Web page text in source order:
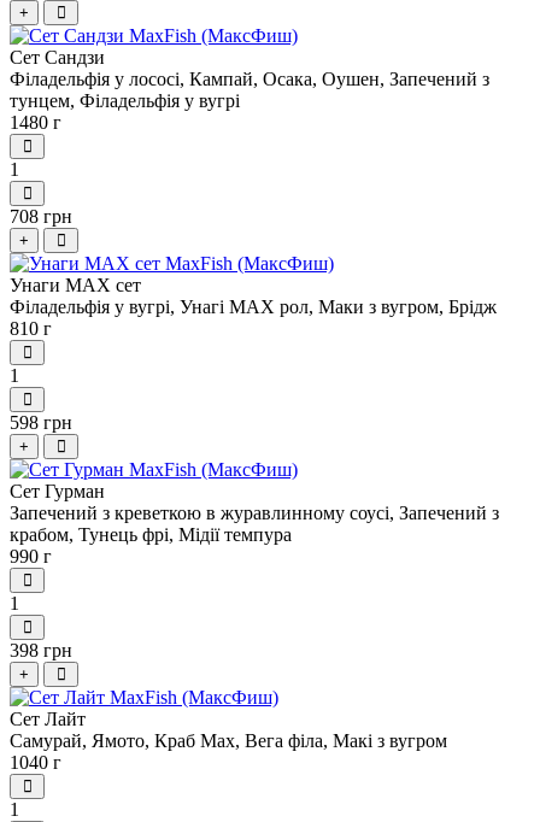
+
Сет Сандзи
Філадельфія у лососі, Кампай, Осака, Оушен, Запечений з
тунцем, Філадельфія у вугрі
1480 г
1
708 грн
+
Унаги МАХ сет
Філадельфія у вугрі, Унагі МАХ рол, Маки з вугром, Брідж
810 г
1
598 грн
+
Сет Гурман
Запечений з креветкою в журавлинному соусі, Запечений з
крабом, Тунець фрі, Мідії темпура
990 г
1
398 грн
+
Сет Лайт
Самурай, Ямото, Краб Мах, Вега філа, Макі з вугром
1040 г
1